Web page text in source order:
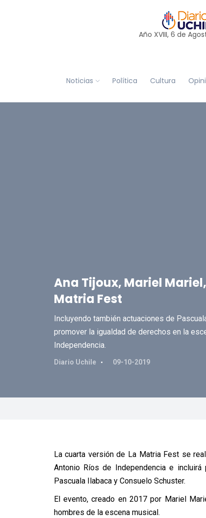
Año XVIII, 6 de
Noticias Política Cultura
Ana Tijoux, Mariel
Matria Fest
Incluyendo también actuaciones de
promover la igualdad de derechos en la
Independencia.
Diario Uchile 09-10-2019
La cuarta versión de La Matria Fest se
Antonio Ríos de Independencia e
Pascuala Ilabaca y Consuelo Schuster.
El evento, creado en 2017 por Mariel
hombres de la escena musical.